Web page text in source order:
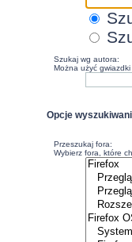
Szukaj wg autora:
Można użyć
Opcje
Przeszukaj fora:
Wybierz fora, które